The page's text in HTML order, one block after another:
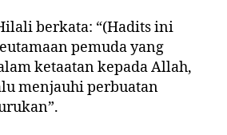
berkata: “(Hadits ini
pemuda yang
ketaatan kepada Allah,
menjauhi perbuatan